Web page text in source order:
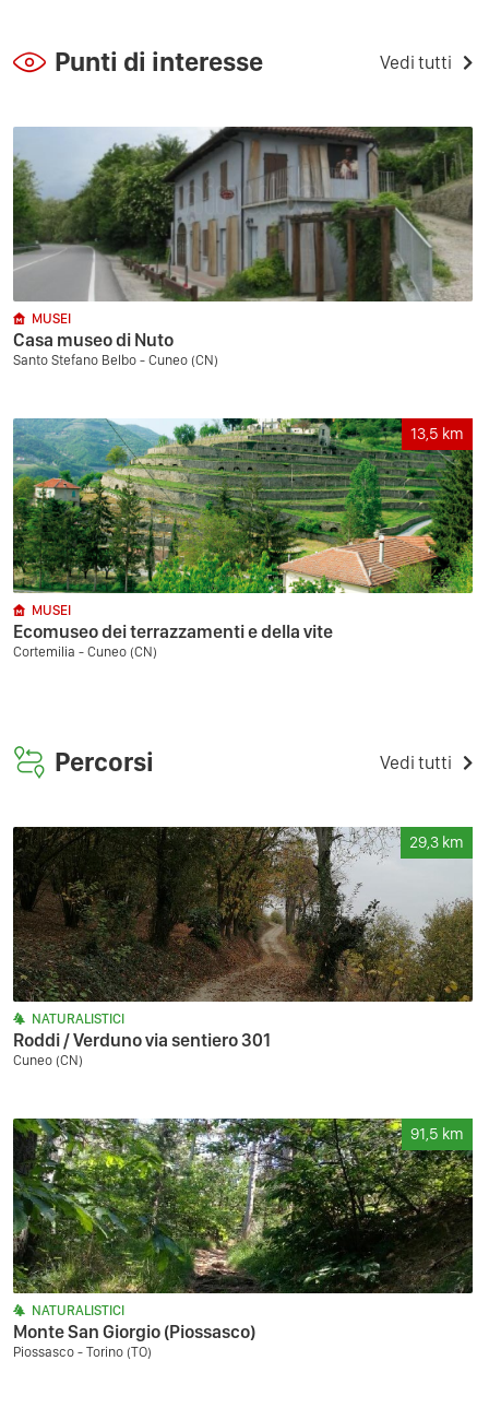
Punti di interesse Vedi tutti
MUSEI
Casa museo di Nuto
Santo Stefano Belbo - Cuneo (CN)
13,5 km
MUSEI
Ecomuseo dei terrazzamenti e della vite
Cortemilia - Cuneo (CN)
Percorsi Vedi tutti
29,3 km
NATURALISTICI
Roddi / Verduno via sentiero 301
Cuneo (CN)
91,5 km
NATURALISTICI
Monte San Giorgio (Piossasco)
Piossasco - Torino (TO)